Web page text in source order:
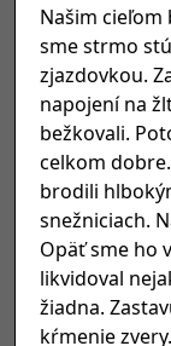
Našim cieľom
sme strmo
zjazdovkou.
napojení na
bežkovali.
celkom
brodili
snežniciach.
Opäť sme ho
likvidoval
žiadna.
kŕmenie